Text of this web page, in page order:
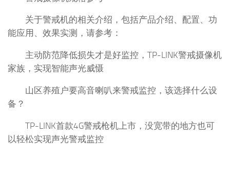
关于警戒机的相关介绍，包括产品介绍、配置、功
能应用、效果实测，请参考：
主动防范降低损失才是好监控，TP-LINK警戒摄像机
家族，实现智能声光威慑
山区养殖户要高音喇叭来警戒监控，该选择什么设
备？
TP-LINK首款4G警戒枪机上市，没宽带的地方也可
以轻松实现声光警戒监控